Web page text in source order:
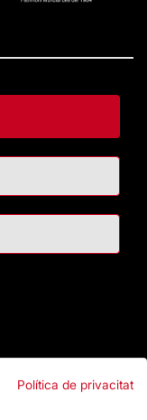
Política de privacitat